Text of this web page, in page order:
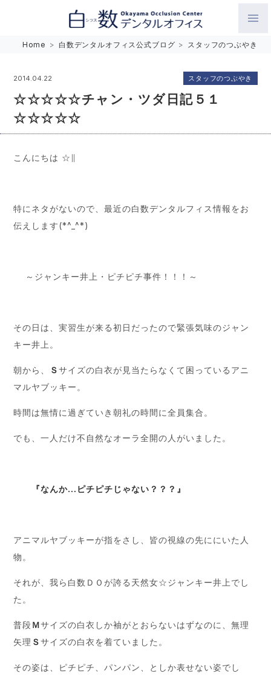
Home > 白数デンタルオフィス公式ブログ > スタッフのつぶやき
2014.04.22
☆☆☆☆☆チャン・ツダ日記５１
☆☆☆☆☆
スタッフのつぶやき
こんにちは ☆∥
特にネタがないので、最近の白数デンタルフィス情報をお
伝えします(*^_^*)
～ジャンキー井上・ピチピチ事件！！！～
その日は、実習生が来る初日だったので緊張気味のジャン
キー井上。
朝から、 Ｓサイズの白衣が見当たらなくて困っているアニ
マルヤブッキー。
時間は無情に過ぎていき朝礼の時間に全員集合。
でも、一人だけ不自然なオーラ全開の人がいました。
『なんか…ピチピチじゃない？？？』
アニマルヤブッキーが指をさし、皆の視線の先ににいた人
物。
それが、我ら白数ＤＯが誇る天然女☆ジャンキー井上でし
た。
普段Ｍサイズの白衣しか袖がとおらないはずなのに、無理
矢理 Ｓサイズの白衣を着ていました。
その姿は、ピチピチ、パンパン、としか表せない姿でし